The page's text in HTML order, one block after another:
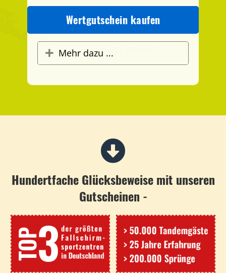
Wertgutschein kaufen
Expand
Mehr dazu ...
Hundertfache Glücksbeweise mit unseren
Gutscheinen -